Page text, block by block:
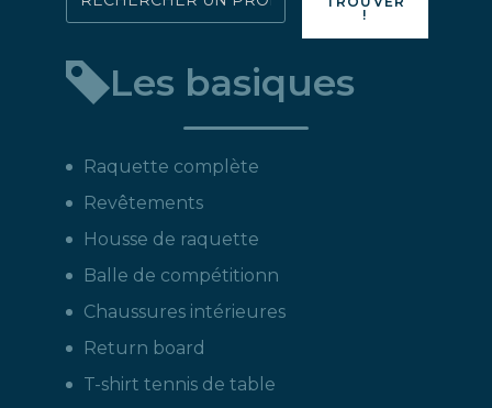
directement
produit
:
!
Les basiques
Raquette complète
Revêtements
Housse de raquette
Balle de compétitionn
Chaussures intérieures
Return board
T-shirt tennis de table